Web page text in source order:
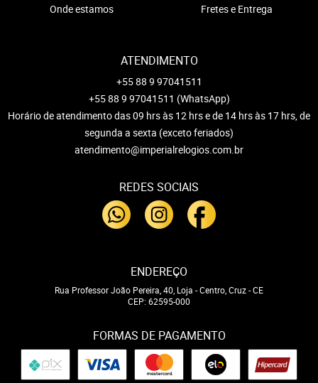
Onde estamos
Fretes e Entrega
ATENDIMENTO
+55 88 9 97041511
+55 88 9 97041511 (WhatsApp)
Horário de atendimento das 09 hrs às 12 hrs e de 14 hrs às 17 hrs, de
segunda a sexta (exceto feriados)
atendimento@imperialrelogios.com.br
REDES SOCIAIS
ENDEREÇO
Rua Professor João Pereira, 40, Loja -Centro, Cruz-CE
CEP: 62595-000
FORMAS DE PAGAMENTO